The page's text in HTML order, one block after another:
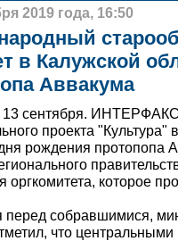
2019 года, 16:50
в Калужской
Аввакума
13 сентября.
проекта "Культура"
рождения протопопа
оргкомитета, которое
перед собравшимися,
что